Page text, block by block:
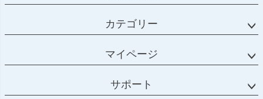
カテゴリー
マイページ
サポート